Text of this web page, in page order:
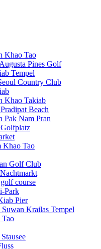
Khao Tao
Pines Golf
Tempel
Country Club
Khao Takiab
Beach
Pak Nam Pran
Khao Tao
Golf Club
course
Park
Pier
Krailas Tempel
Tao